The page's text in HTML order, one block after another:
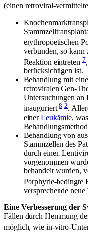
(einen retroviral-
erythropoetischen
verbunden, so kann
Reaktion eintreten 7
berücksichtigen ist.
Behandlung mit
retroviralen Gen-
Untersuchungen an
inauguriert 8 2.
einerLeukämie,
Behandlung von
Stammzellen des
durch einen
vorgenommen
behandelt wurden,
Porphyrie-bedingte
versprechende
Eine Verbesserung der
Fällen durch Hemmung
möglich, wie in-vitro-